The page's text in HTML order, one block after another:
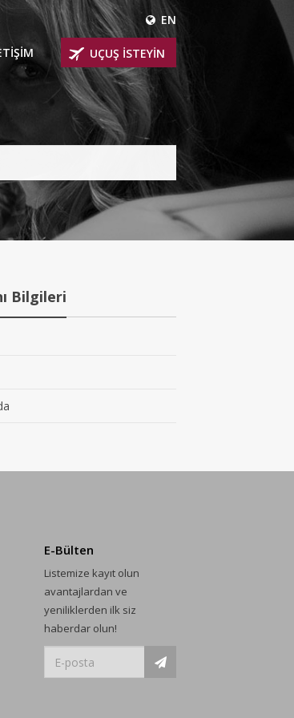
EN
UÇUŞ İSTEYİN
Bilgileri
E-Bülten
Listemize kayıt olun
avantajlardan ve
yeniliklerden ilk siz
haberdar olun!